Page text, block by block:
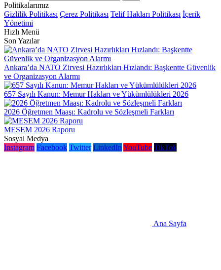
Politikalarımız
Gizlilik Politikası Çerez Politikası Telif Hakları Politikası İçerik
Yönetimi
Hızlı Menü
Son Yazılar
Ankara’da NATO Zirvesi Hazırlıkları Hızlandı: Başkentte Güvenlik
ve Organizasyon Alarmı
657 Sayılı Kanun: Memur Hakları ve Yükümlülükleri 2026
2026 Öğretmen Maaşı: Kadrolu ve Sözleşmeli Farkları
MESEM 2026 Raporu
Sosyal Medya
Instagram Facebook Twitter LinkedIn YouTube TikTok
Ana Sayfa